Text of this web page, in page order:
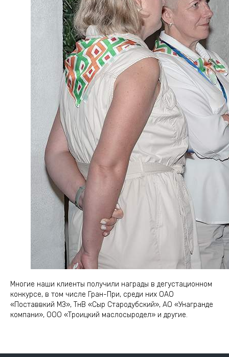
Многие наши клиенты получили награды в дегустационном
конкурсе, в том числе Гран-При, среди них ОАО
«Поставвкий МЗ», ТнВ «Сыр Стародубский», АО «Унагранде
компани», ООО «Троицкий маслосыродел» и другие.